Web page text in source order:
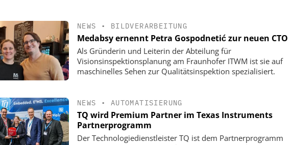
NEWS • BILDVERARBEITUNG
Medabsy ernennt Petra Gospodnetić zur neuen CTO
Als Gründerin und Leiterin der Abteilung für
Visionsinspektionsplanung am Fraunhofer ITWM ist sie auf
maschinelles Sehen zur Qualitätsinspektion spezialisiert.
NEWS • AUTOMATISIERUNG
TQ wird Premium Partner im Texas Instruments
Partnerprogramm
Der Technologiedienstleister TQ ist dem Partnerprogramm